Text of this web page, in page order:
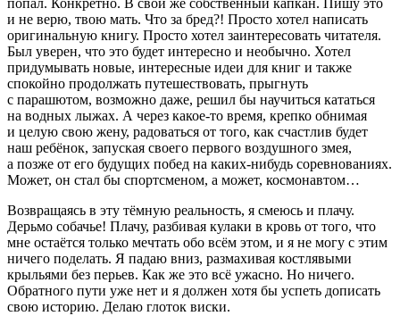
попал. Конкретно. В свой же собственный капкан. Пишу это
и не верю, твою мать. Что за бред?! Просто хотел написать
оригинальную книгу. Просто хотел заинтересовать читателя.
Был уверен, что это будет интересно и необычно. Хотел
придумывать новые, интересные идеи для книг и также
спокойно продолжать путешествовать, прыгнуть
с парашютом, возможно даже, решил бы научиться кататься
на водных лыжах. А через какое-то время, крепко обнимая
и целую свою жену, радоваться от того, как счастлив будет
наш ребёнок, запуская своего первого воздушного змея,
а позже от его будущих побед на каких-нибудь соревнованиях.
Может, он стал бы спортсменом, а может, космонавтом…
Возвращаясь в эту тёмную реальность, я смеюсь и плачу.
Дерьмо собачье! Плачу, разбивая кулаки в кровь от того, что
мне остаётся только мечтать обо всём этом, и я не могу с этим
ничего поделать. Я падаю вниз, размахивая костлявыми
крыльями без перьев. Как же это всё ужасно. Но ничего.
Обратного пути уже нет и я должен хотя бы успеть дописать
свою историю. Делаю глоток виски.